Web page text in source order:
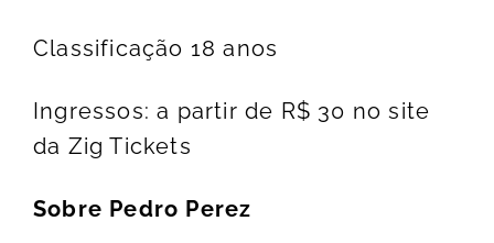
Classificação 18 anos
Ingressos: a partir de R$ 30 no site
da Zig Tickets
Sobre Pedro Perez